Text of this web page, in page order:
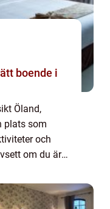
Öland,
plats som
och
om du är
all...